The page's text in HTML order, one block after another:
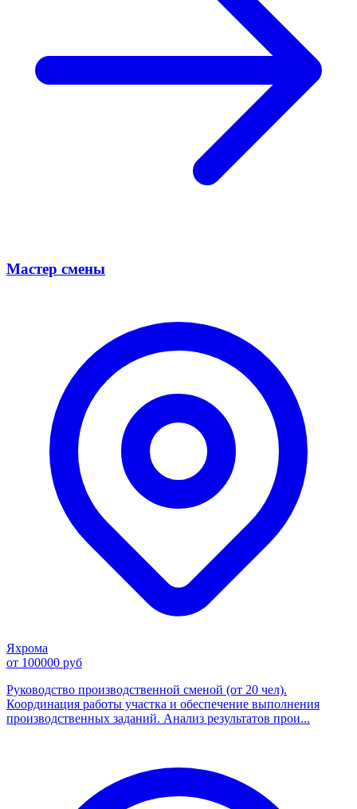
Мастер смены
Яхрома
от 100000 руб
Руководство производственной сменой (от 20 чел).
Координация работы участка и обеспечение выполнения
производственных заданий. Анализ результатов прои...